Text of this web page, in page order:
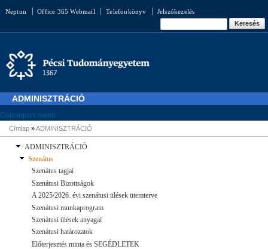
Neptun Office 365 Webmail Telefonkönyv Jelszókezelés
Keresés
ADMINISZTRÁCIÓ
Célcsoport menü
Jelenlegi hely
Címlap »ADMINISZTRÁCIÓ
ADMINISZTRÁCIÓ
Szenátus
Szenátus tagjai
Szenátusi Bizottságok
A 2025/2026. évi szenátusi ülések ütemterve
Szenátusi munkaprogram
Szenátusi ülések anyagai
Szenátusi határozatok
Előterjesztés minta és SEGÉDLETEK